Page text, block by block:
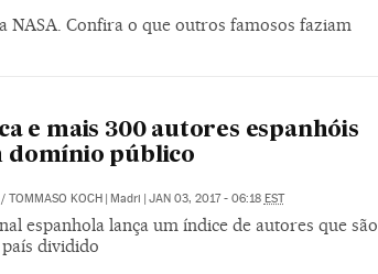
NASA. Confira o que outros famosos faziam
e mais 300 autores espanhóis
domínio público
TOMMASO KOCH Madri JAN 03, 2017 - 06:18 EST
espanhola lança um índice de autores que são
dividido